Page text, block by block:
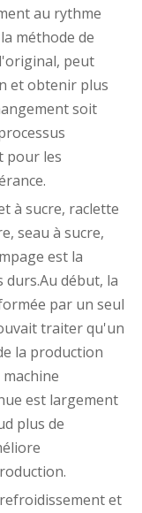
au rythme
méthode de
peut
et obtenir plus
soit
pour les
à sucre, raclette
seau à sucre,
est la
début, la
par un seul
traiter qu'un
la production
est largement
plus de
et